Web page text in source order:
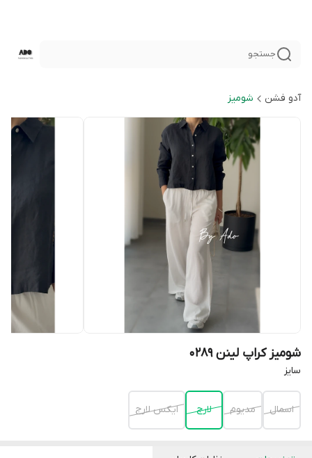
جستجو
آدو فشن شوميز
شومیز کراپ لینن 0289
سایز
اسمال مدیوم لارج ایکس لارج